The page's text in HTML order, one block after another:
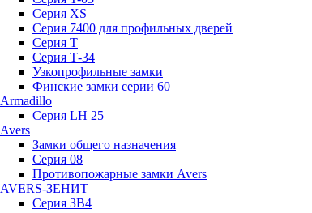
Серия XS
Серия 7400 для профильных дверей
Серия Т
Серия Т-34
Узкопрофильные замки
Финские замки серии 60
Armadillo
Серия LH 25
Avers
Замки общего назначения
Серия 08
Противопожарные замки Avers
AVERS-ЗЕНИТ
Серия ЗВ4